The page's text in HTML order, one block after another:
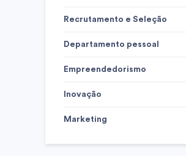
Recrutamento e Seleção
Departamento pessoal
Empreendedorismo
Inovação
Marketing